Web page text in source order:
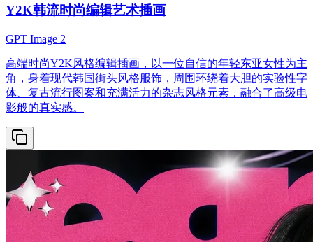
Y2K韩流时尚编辑艺术插画
GPT Image 2
高端时尚Y2K风格编辑插画，以一位自信的年轻东亚女性为主
角，身着现代韩国街头风格服饰，周围环绕着大胆的实验性字
体、复古流行图案和充满活力的杂志风格元素，融合了高级电
影般的真实感。